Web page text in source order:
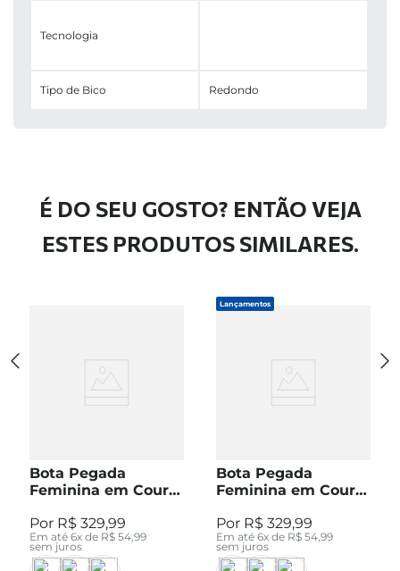
Tecnologia
Tipo de Bico Redondo
É DO SEU GOSTO? ENTÃO VEJA
ESTES PRODUTOS SIMILARES.
Bota Pegada
Feminina em Couro
280512-04
R$ 329,99
Em até 6x de R$ 54,99
sem juros
Lançamentos
Bota Pegada
Feminina em Couro
280512-05
R$ 329,99
Em até 6x de R$ 54,99
sem juros